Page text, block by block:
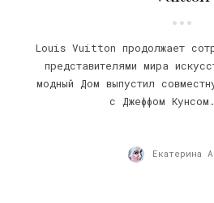
Louis Vuitton продолжает
представителями мира
модный Дом выпустил
с Джеффом
Екатерина